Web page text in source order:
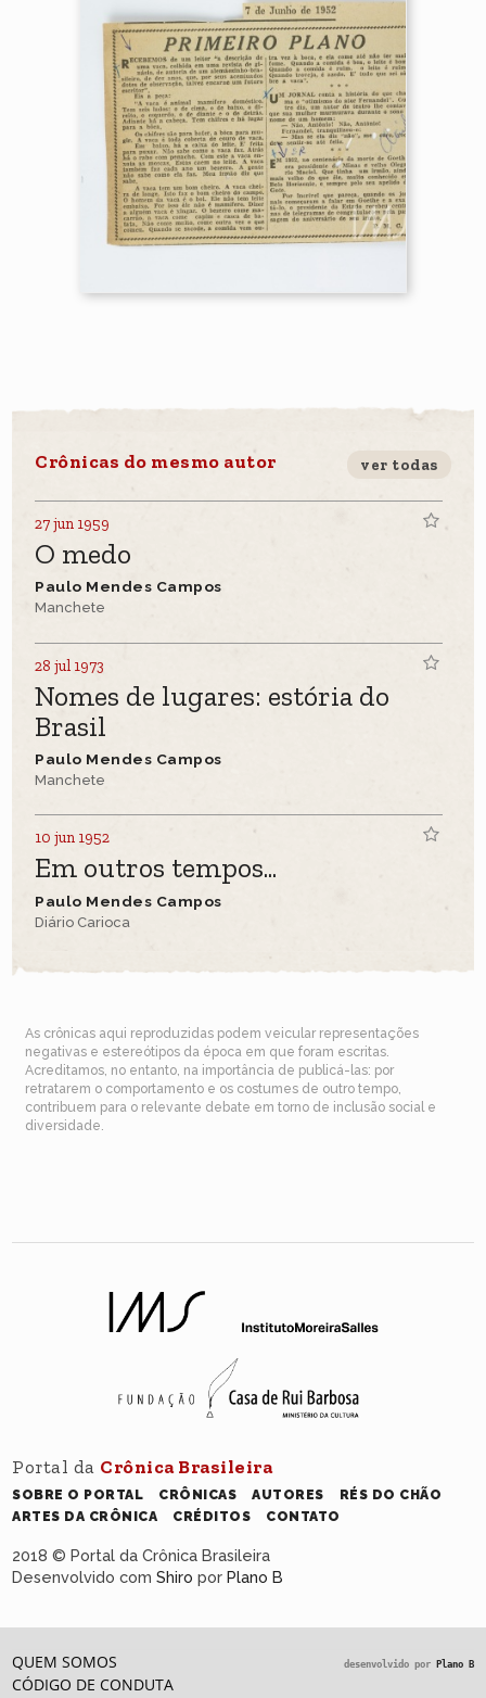
Crônicas do mesmo autor ver todas
27 jun 1959
O medo
Paulo Mendes Campos
Manchete
28 jul 1973
Nomes de lugares: estória do
Brasil
Paulo Mendes Campos
Manchete
10 jun 1952
Em outros tempos...
Paulo Mendes Campos
Diário Carioca
As crônicas aqui reproduzidas podem veicular representações
negativas e estereótipos da época em que foram escritas.
Acreditamos, no entanto, na importância de publicá-las: por
retratarem o comportamento e os costumes de outro tempo,
contribuem para o relevante debate em torno de inclusão social e
diversidade.
Portal da Crônica Brasileira
SOBRE O PORTAL CRÔNICAS AUTORES
RÉS DO CHÃO
ARTES DA CRÔNICA
CRÉDITOS CONTATO
2018 © Portal da Crônica Brasileira
Desenvolvido comShiro porPlano B
QUEM SOMOS
CÓDIGO DE CONDUTA
desenvolvido por Plano B